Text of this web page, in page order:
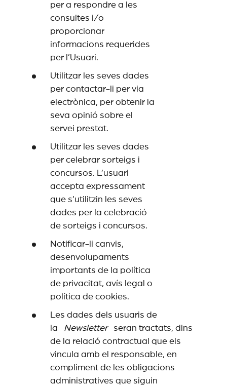
per a respondre a les
consultes i/o
proporcionar
informacions requerides
per l’Usuari.
Utilitzar les seves dades
per contactar-li per via
electrònica, per obtenir la
seva opinió sobre el
servei prestat.
Utilitzar les seves dades
per celebrar sorteigs i
concursos. L’usuari
accepta expressament
que s’utilitzin les seves
dades per la celebració
de sorteigs i concursos.
Notificar-li canvis,
desenvolupaments
importants de la política
de privacitat, avís legal o
política de cookies.
Les dades dels usuaris de
la Newsletterseran tractats, dins
de la relació contractual que els
vincula amb el responsable, en
compliment de les obligacions
administratives que siguin